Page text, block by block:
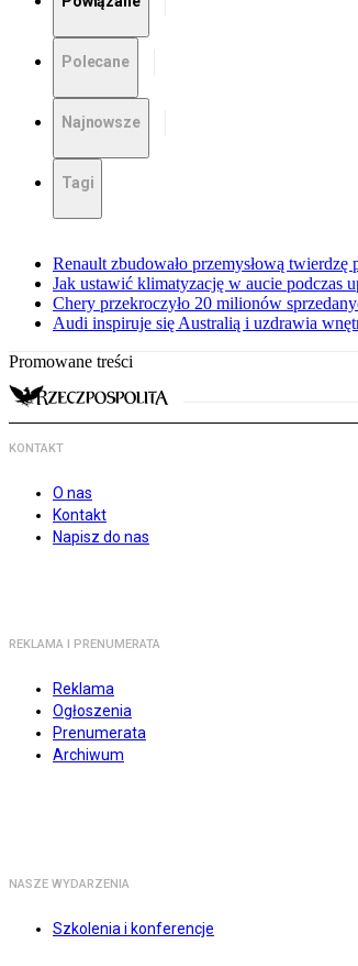
Polecane
Najnowsze
Tagi
Renault zbudowało przemysłową
Jak ustawić klimatyzację w aucie podczas
Chery przekroczyło 20 milionów
Audi inspiruje się Australią i uzdrawia
Promowane treści
KONTAKT
O nas
Kontakt
Napisz do nas
REKLAMA I PRENUMERATA
Reklama
Ogłoszenia
Prenumerata
Archiwum
NASZE WYDARZENIA
Szkolenia i konferencje